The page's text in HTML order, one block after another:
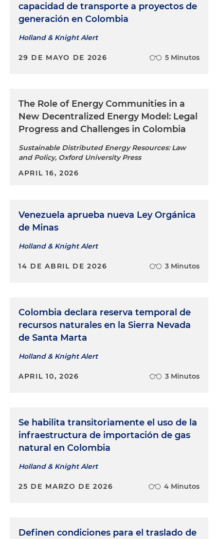
capacidad de transporte a proyectos de
generación en Colombia
Holland & Knight Alert
29 DE MAYO DE 2026 5 Minutos
The Role of Energy Communities in a
New Decentralized Energy Model: Legal
Progress and Challenges in Colombia
Sustainable Distributed Energy Resources: Law
and Policy, Oxford University Press
APRIL 16, 2026
Venezuela aprueba nueva Ley Orgánica
de Minas
Holland & Knight Alert
14 DE ABRIL DE 2026 3 Minutos
Colombia declara reserva temporal de
recursos naturales en la Sierra Nevada
de Santa Marta
Holland & Knight Alert
APRIL 10, 2026 3 Minutos
Se habilita transitoriamente el uso de la
infraestructura de importación de gas
natural en Colombia
Holland & Knight Alert
25 DE MARZO DE 2026 4 Minutos
Definen condiciones para el traslado de